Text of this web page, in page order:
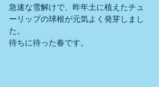
急速な雪解けで、昨年土に植えたチュ
ーリップの球根が元気よく発芽しまし
た。
待ちに待った春です。